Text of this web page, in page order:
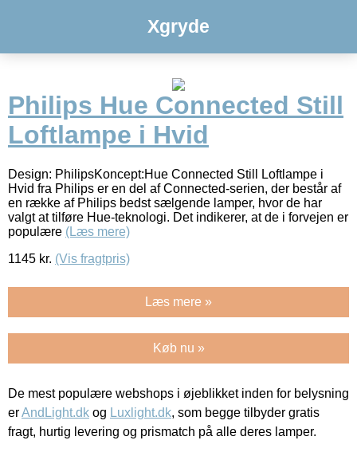
Xgryde
Philips Hue Connected Still
Loftlampe i Hvid
Design: PhilipsKoncept:Hue Connected Still Loftlampe i
Hvid fra Philips er en del af Connected-serien, der består af
en række af Philips bedst sælgende lamper, hvor de har
valgt at tilføre Hue-teknologi. Det indikerer, at de i forvejen er
populære (Læs mere)
1145 kr. (Vis fragtpris)
Læs mere »
Køb nu »
De mest populære webshops i øjeblikket inden for belysning
erAndLight.dk og Luxlight.dk, som begge tilbyder gratis
fragt, hurtig levering og prismatch på alle deres lamper.